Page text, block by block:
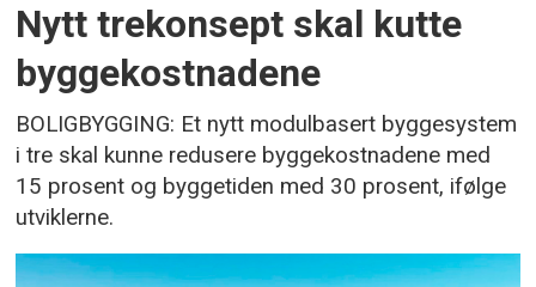
Nytt trekonsept skal kutte
byggekostnadene
BOLIGBYGGING: Et nytt modulbasert byggesystem
i tre skal kunne redusere byggekostnadene med
15 prosent og byggetiden med 30 prosent, ifølge
utviklerne.